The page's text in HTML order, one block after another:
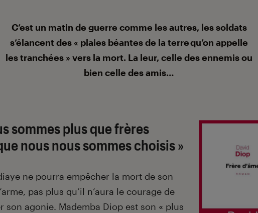
C’est un matin de guerre comme les autres, les soldats
s’élancent des « plaies béantes de la terre qu’on appelle
les tranchées » vers la mort. La leur, celle des ennemis ou
bien celle des amis…
sommes plus que frères
nous nous sommes choisis »
ne pourra empêcher la mort de son
pas plus qu’il n’aura le courage de
son agonie. Mademba Diop est son « plus